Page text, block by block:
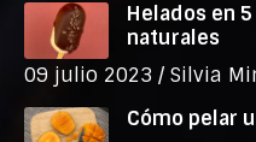
Helados en
naturales
09 julio 2023 / Silvia
Cómo pelar